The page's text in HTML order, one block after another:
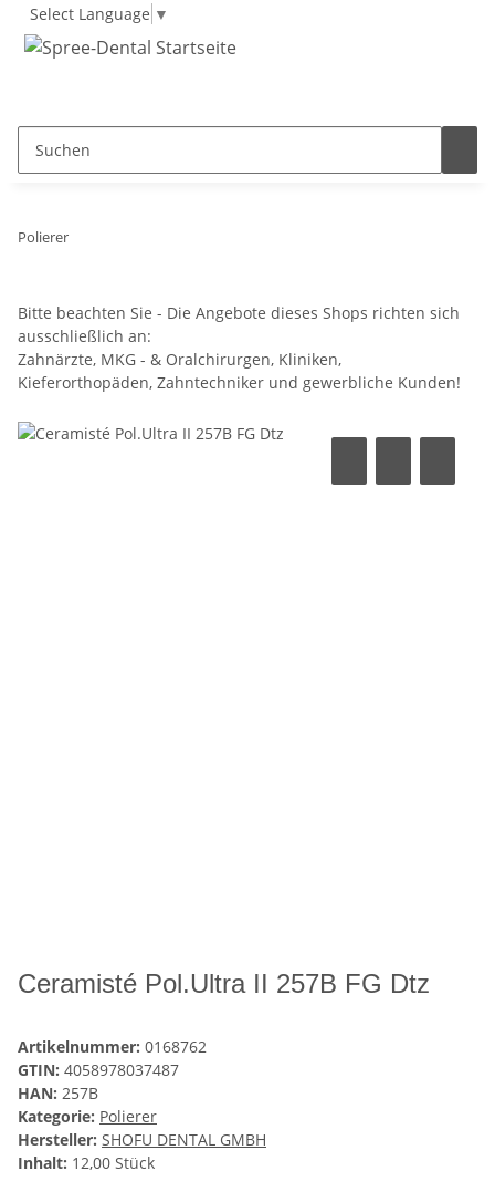
Select Language ▼
Polierer
Bitte beachten Sie - Die Angebote dieses Shops richten sich
ausschließlich an:
Zahnärzte, MKG - & Oralchirurgen, Kliniken,
Kieferorthopäden, Zahntechniker und gewerbliche Kunden!
Ceramisté Pol.Ultra II 257B FG Dtz
Artikelnummer: 0168762
GTIN: 4058978037487
HAN: 257B
Kategorie: Polierer
Hersteller: SHOFU DENTAL GMBH
Inhalt: 12,00 Stück